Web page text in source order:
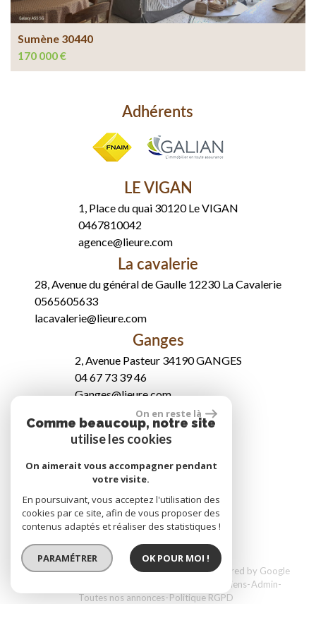
Sumène 30440
170 000 €
Adhérents
LE VIGAN
1, Place du quai 30120 Le VIGAN
0467810042
agence@lieure.com
La cavalerie
28, Avenue du général de Gaulle 12230 La Cavalerie
0565605633
lacavalerie@lieure.com
Ganges
2, Avenue Pasteur 34190 GANGES
04 67 73 39 46
Ganges@lieure.com
Se connecter
réalisé par
© 2026 | Tous droits réservés | Traduction powered by Google
Liens Admin
Toutes nos annonces Politique RGPD
On en reste là
Comme beaucoup, notre site
utilise les cookies
On aimerait vous accompagner pendant
votre visite.
En poursuivant, vous acceptez l'utilisation des
cookies par ce site, afin de vous proposer des
contenus adaptés et réaliser des statistiques !
PARAMÉTRER OK POUR MOI !